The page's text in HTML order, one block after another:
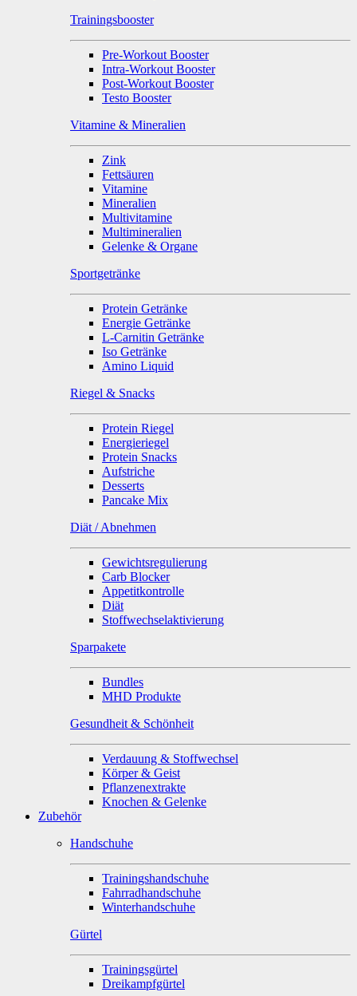
Trainingsbooster
Pre-Workout Booster
Intra-Workout Booster
Post-Workout Booster
Testo Booster
Vitamine & Mineralien
Zink
Fettsäuren
Vitamine
Mineralien
Multivitamine
Multimineralien
Gelenke & Organe
Sportgetränke
Protein Getränke
Energie Getränke
L-Carnitin Getränke
Iso Getränke
Amino Liquid
Riegel & Snacks
Protein Riegel
Energieriegel
Protein Snacks
Aufstriche
Desserts
Pancake Mix
Diät / Abnehmen
Gewichtsregulierung
Carb Blocker
Appetitkontrolle
Diät
Stoffwechselaktivierung
Sparpakete
Bundles
MHD Produkte
Gesundheit & Schönheit
Verdauung & Stoffwechsel
Körper & Geist
Pflanzenextrakte
Knochen & Gelenke
Zubehör
Handschuhe
Trainingshandschuhe
Fahrradhandschuhe
Winterhandschuhe
Gürtel
Trainingsgürtel
Dreikampfgürtel